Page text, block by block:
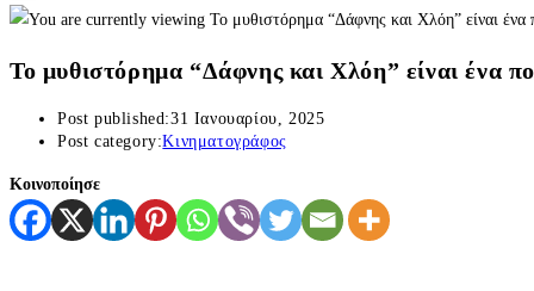
Το μυθιστόρημα “Δάφνης και Χλόη” είναι ένα
Post published:31 Ιανουαρίου, 2025
Post category:Κινηματογράφος
Κοινοποίησε